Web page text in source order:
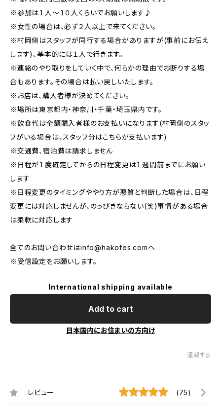
※参加は１人～１０人くらいでお願いします♪
※女性の場合は、必ず２人以上で来てください。
※村岡側はスタッフが同行する場合がありますが(事前にお伝え
します)、基本的には１人で行きます。
※連絡のやり取りをしていく中で、何らかの理由でお断りする場
合もあります。その場合は払い戻しいたします。
※お店は、購入者様が決めてください。
※場所は東京都内・神奈川・千葉・埼玉県内です。
※飲食代は全額購入者様のお支払いになります(村岡側のスタッ
フがいる場合は、スタッフ分はこちらが支払います)
※交通費、宿泊費は請求しません
※日程が１度確定してからの日程変更は１週間前までにお願い
します
※日程変更のタイミングややり方が悪質と判断した場合は、日程
変更には対応しませんが、のっぴきならない(笑)事情がある場合
は柔軟に対応します
全てのお問い合わせはinfo@hakofes.comへ
※受信設定をお願いします。
International shipping available
Add to cart
日本国内にお住まいの方向け
通報する
レビュー (75)